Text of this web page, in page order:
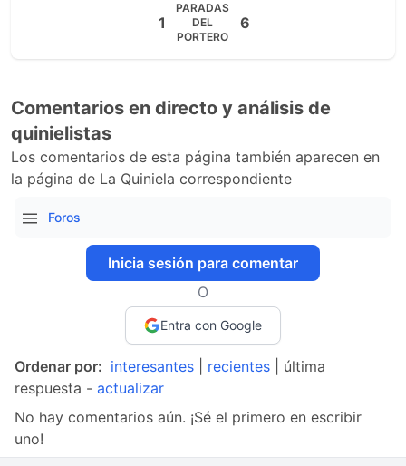
1
PARADAS
DEL
PORTERO
6
Comentarios en directo y análisis de
quinielistas
Los comentarios de esta página también aparecen en
la página de La Quiniela correspondiente
Foros
Inicia sesión para comentar
O
Entra con Google
Ordenar por: interesantes recientes | última
respuesta - actualizar
No hay comentarios aún. ¡Sé el primero en escribir
uno!